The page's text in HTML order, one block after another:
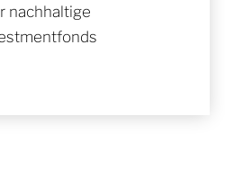
nachhaltige